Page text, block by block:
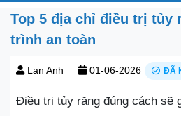
Top 5 địa chỉ điều trị tủy
trình an toàn
Lan Anh 01-06-2026 ĐÃ
Điều trị tủy răng đúng cách sẽ